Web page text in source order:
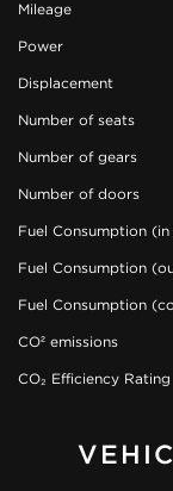
Mileage
Power
Displacement
Number of seats
Number of gears
Number of doors
Fuel Consumption
Fuel Consumption
Fuel Consumption
CO² emissions
CO₂ Efficiency Rating